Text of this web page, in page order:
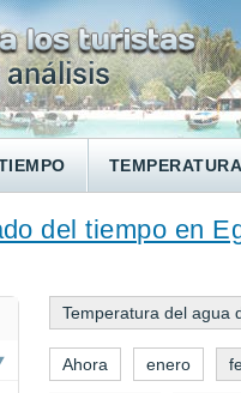
del tiempo en
Temperatura del agua
Ahora enero